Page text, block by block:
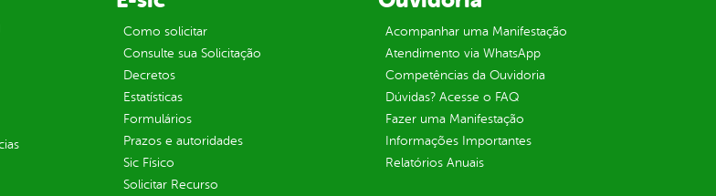
Como solicitar
Consulte sua Solicitação
Decretos
Estatísticas
Formulários
Prazos e autoridades
Sic Físico
Solicitar Recurso
Acompanhar uma Manifestação
Atendimento via WhatsApp
Competências da Ouvidoria
Dúvidas? Acesse o FAQ
Fazer uma Manifestação
Informações Importantes
Relatórios Anuais